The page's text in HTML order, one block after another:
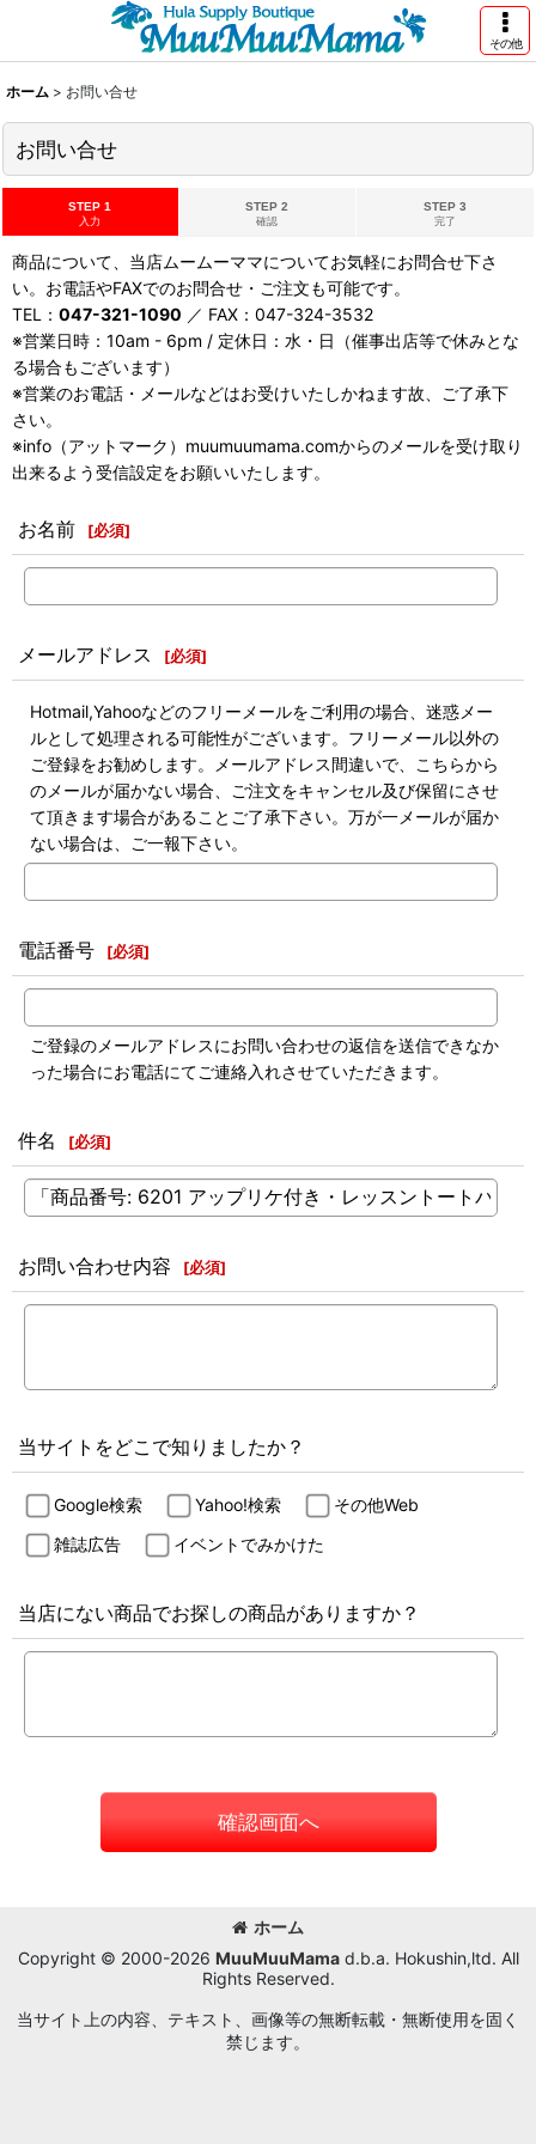
その他
ホーム > お問い合せ
お問い合せ
STEP 1
入力
STEP 2
確認
STEP 3
完了
商品について、当店ムームーママについてお気軽にお問合せ下さ
い。お電話やFAXでのお問合せ・ご注文も可能です。
TEL： 047-321-1090 ／ FAX：047-324-3532
※営業日時：10am - 6pm / 定休日：水・日（催事出店等で休みとな
る場合もございます）
※営業のお電話・メールなどはお受けいたしかねます故、ご了承下
さい。
※info（アットマーク）muumuumama.comからのメールを受け取り
出来るよう受信設定をお願いいたします。
お名前 [必須]
メールアドレス [必須]
Hotmail,Yahooなどのフリーメールをご利用の場合、迷惑メー
ルとして処理される可能性がございます。フリーメール以外の
ご登録をお勧めします。メールアドレス間違いで、こちらから
のメールが届かない場合、ご注文をキャンセル及び保留にさせ
て頂きます場合があることご了承下さい。万が一メールが届か
ない場合は、ご一報下さい。
電話番号 [必須]
ご登録のメールアドレスにお問い合わせの返信を送信できなか
った場合にお電話にてご連絡入れさせていただきます。
件名 [必須]
お問い合わせ内容 [必須]
当サイトをどこで知りましたか？
Google検索 Yahoo!検索
その他Web
雑誌広告
イベントでみかけた
当店にない商品でお探しの商品がありますか？
確認画面へ
ホーム
Copyright © 2000-2026 MuuMuuMamad.b.a. Hokushin,ltd. All
Rights Reserved.
当サイト上の内容、テキスト、画像等の無断転載・無断使用を固く
禁じます。